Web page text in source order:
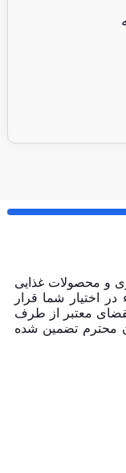
و محصولات غذایی
در اختیار شما قرار
معتبر از طرف
محترم تضمین شده